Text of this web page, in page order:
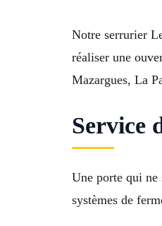
Notre serrurier
réaliser une
Mazargues, La
Service
Une porte qui ne
systèmes de